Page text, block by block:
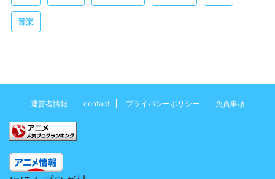
音楽
運営者情報 contact プライバシーポリシー 免責事項